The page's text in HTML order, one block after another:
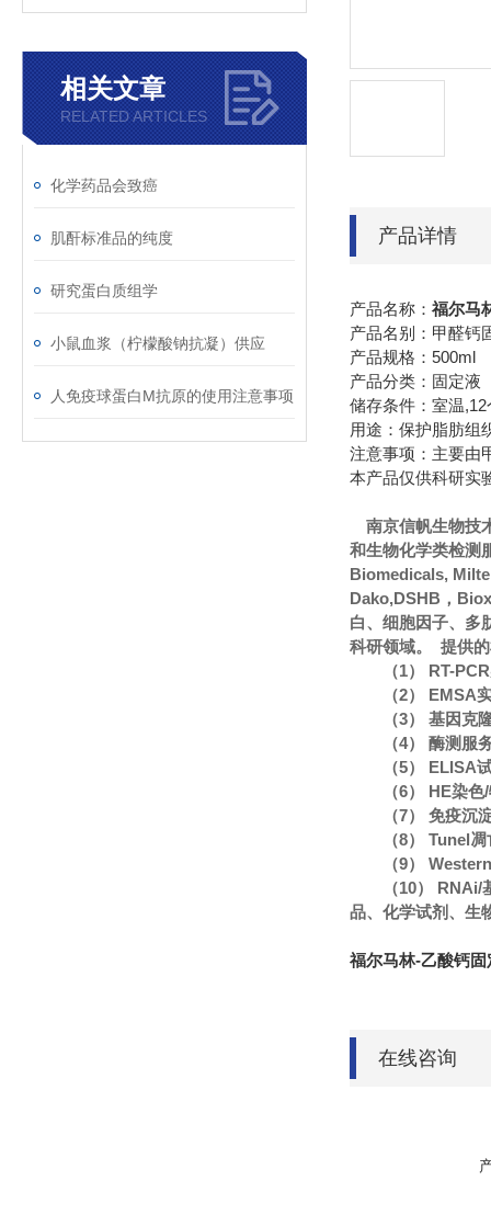
相关文章
RELATED ARTICLES
化学药品会致癌
肌酐标准品的纯度
研究蛋白质组学
小鼠血浆（柠檬酸钠抗凝）供应
人免疫球蛋白M抗原的使用注意事项
产品详情
产品名称： 福尔马
产品名别：甲醛钙
产品规格：500ml
产品分类：固定液
储存条件：室温,12
用途：保护脂肪组
注意事项：主要由
本产品仅供科研实
南京信帆生物技
和生物化学类检测
Biomedicals,
Dako,DSHB，
白、细胞因子、多
科研领域。 提供
（1） RT-
（2） EMSA
（3） 基因克
（4） 酶测服
（5） ELISA
（6） HE染
（7） 免疫沉
（8） Tunel
（9）
（10）
品、化学试剂、生
福尔马林-乙酸钙固
在线咨询